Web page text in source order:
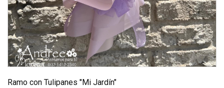
Ramo con Tulipanes "Mi Jardín"